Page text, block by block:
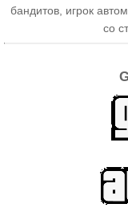
бандитов, игрок
со